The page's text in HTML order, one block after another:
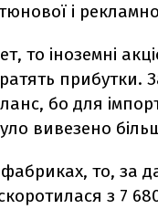
і
то іноземні
бо для
вивезено
то, за
з 7